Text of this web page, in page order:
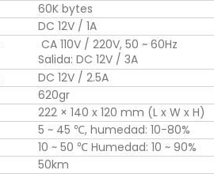
60K bytes
DC 12V / 1A
CA 110V / 220V, 50 ~ 60Hz
Salida: DC 12V / 3A
DC 12V / 2.5A
620gr
222 × 140 x 120 mm (L x W x H)
5 ~ 45 ℃, humedad: 10-80%
10 ~ 50 ℃ Humedad: 10 ~ 90%
50km